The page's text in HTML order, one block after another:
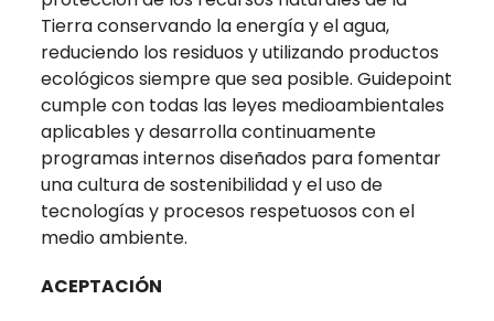
Tierra conservando la energía y el agua,
reduciendo los residuos y utilizando productos
ecológicos siempre que sea posible. Guidepoint
cumple con todas las leyes medioambientales
aplicables y desarrolla continuamente
programas internos diseñados para fomentar
una cultura de sostenibilidad y el uso de
tecnologías y procesos respetuosos con el
medio ambiente.
ACEPTACIÓN